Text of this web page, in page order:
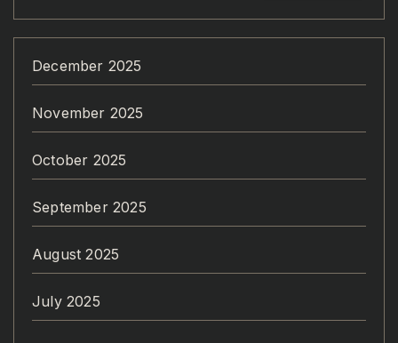
December 2025
November 2025
October 2025
September 2025
August 2025
July 2025